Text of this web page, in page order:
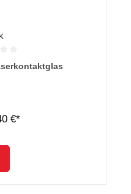
0 von 5 Sternen
€*